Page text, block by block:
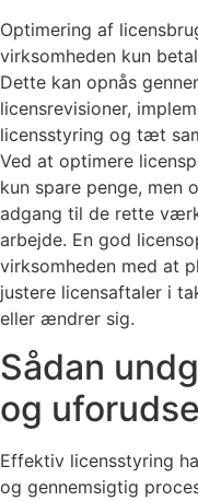
Optimering af
virksomheden kun
Dette kan opnås
licensrevisioner,
licensstyring og tæt
Ved at optimere
kun spare penge, men
adgang til de rette
arbejde. En god
virksomheden med at
justere licensaftaler i
eller ændrer sig.
Sådan
og
Effektiv licensstyring
og gennemsigtig